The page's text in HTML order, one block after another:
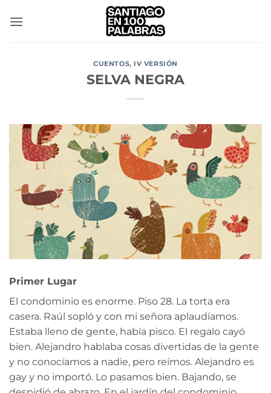
CUENTOS, IV VERSIÓN
SELVA NEGRA
Primer Lugar
El condominio es enorme. Piso 28. La torta era
casera. Raúl sopló y con mi señora aplaudíamos.
Estaba lleno de gente, había pisco. El regalo cayó
bien. Alejandro hablaba cosas divertidas de la gente
y no conocíamos a nadie, pero reímos. Alejandro es
gay y no importó. Lo pasamos bien. Bajando, se